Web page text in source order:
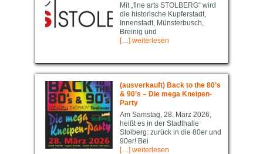
Mit „fine arts STOLBERG“ wird
die historische Kupferstadt,
Innenstadt, Münsterbusch,
Breinig und
[…] weiterlesen
(ausverkauft) Back to the 80’s
& 90’s – Die mega Kneipen-
Party
Am Samstag, 28. März 2026,
heißt es in der Stadthalle
Stolberg: zurück in die 80er und
90er! Bei
[…] weiterlesen